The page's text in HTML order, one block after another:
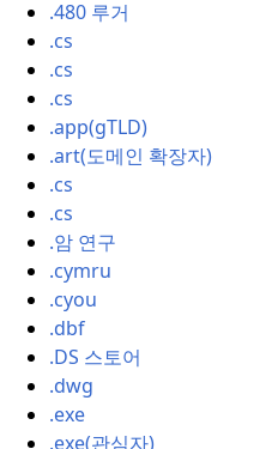
.480 루거
.cs
.cs
.cs
.app(gTLD)
.art(도메인 확장자)
.cs
.cs
.암 연구
.cymru
.cyou
.dbf
.DS 스토어
.dwg
.exe
.exe(관심자)